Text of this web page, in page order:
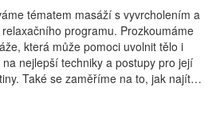
tématem masáží s vyvrcholením a
programu. Prozkoumáme
která může pomoci uvolnit tělo i
nejlepší techniky a postupy pro její
Také se zaměříme na to, jak najít
byl co nejlepší. Na závěr dáme i
vyvrcholením můžete vyzkoušet sami